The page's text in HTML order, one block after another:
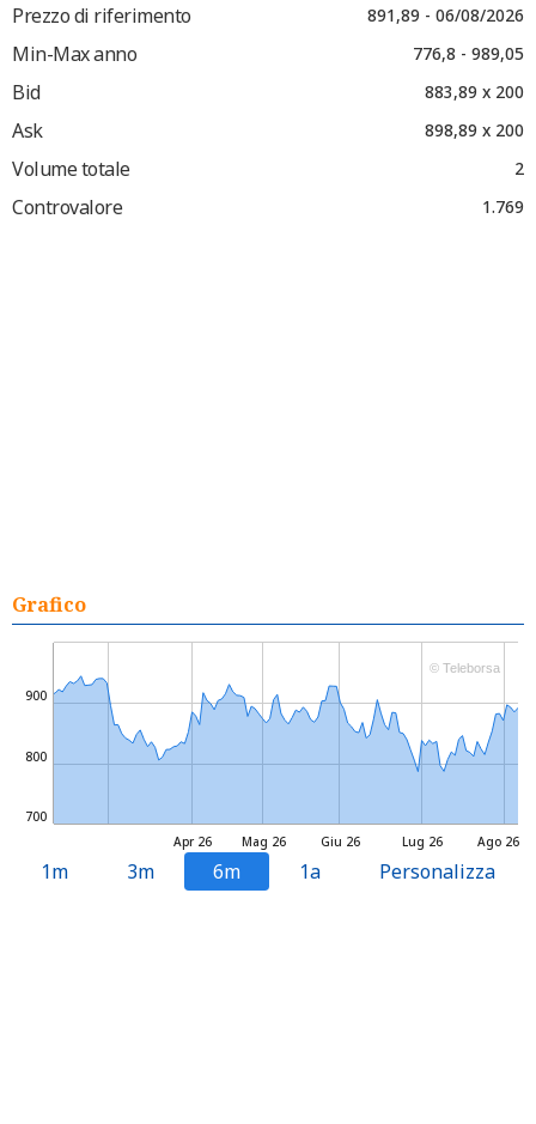
Prezzo di riferimento 891,89 - 06/08/2026
Min-Max anno 776,8 - 989,05
Bid 883,89 x 200
Ask 898,89 x 200
Volume totale 2
Controvalore 1.769
Grafico
Mag 26 Lug 26
Apr 26 Giu 26 Ago 26
700
800
900
© Teleborsa
1m 3m 6m 1a Personalizza